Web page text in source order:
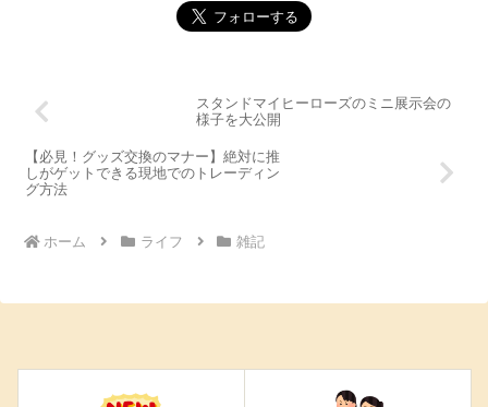
スタンドマイヒーローズのミニ展示会の
様子を大公開
【必見！グッズ交換のマナー】絶対に推
しがゲットできる現地でのトレーディン
グ方法
ホーム ライフ 雑記